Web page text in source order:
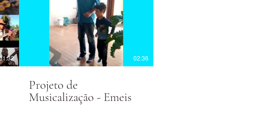
02:36
Projeto de
Musicalização - Emeis